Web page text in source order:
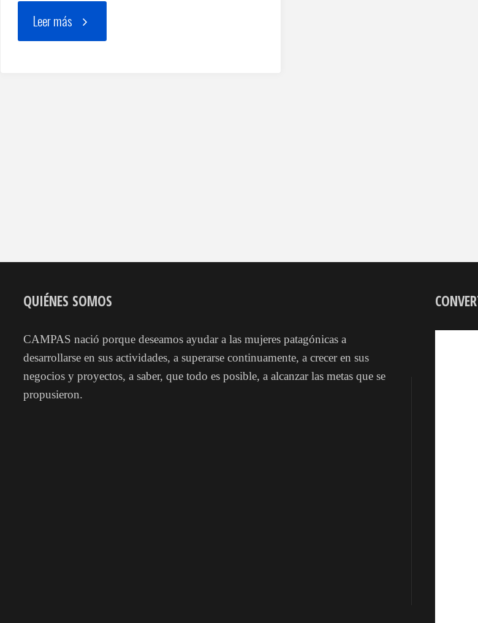
Leer más"Lourdes
QUIÉNES SOMOS
CAMPAS nació porque deseamos ayudar a las mujeres patagónicas a
desarrollarse en sus actividades, a superarse continuamente, a crecer en sus
negocios y proyectos, a saber, que todo es posible, a alcanzar las metas que se
propusieron.